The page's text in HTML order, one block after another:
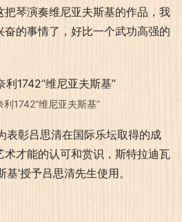
琴演奏维尼亚夫斯基的作品，我
的事情了，好比一个武功高强的
利1742“维尼亚夫斯基”
表彰吕思清在国际乐坛取得的成
才能的认可和赏识，斯特拉迪瓦
’授予吕思清先生使用。